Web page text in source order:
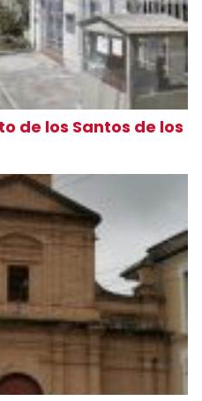
de los Santos de los